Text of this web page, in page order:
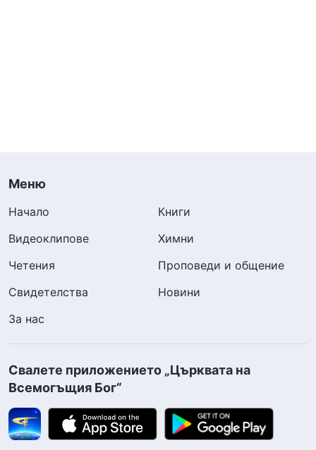
Меню
Начало
Книги
Видеоклипове
Химни
Четения
Проповеди и общение
Свидетелства
Новини
За нас
Свалете приложението „Църквата на
Всемогъщия Бог“